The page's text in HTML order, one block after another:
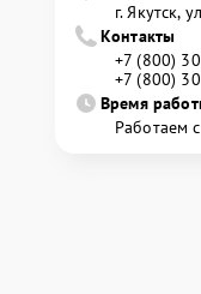
г. Якутск,
Контакты
+7 (800)
+7 (800)
Время
Работаем